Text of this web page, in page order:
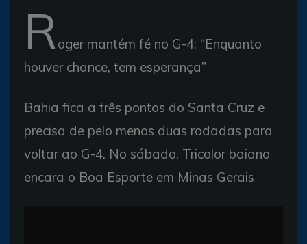
Roger mantém fé no G-4: “Enquanto
houver chance, tem esperança”
Bahia fica a três pontos do Santa Cruz e
precisa de pelo menos duas rodadas para
voltar ao G-4. No sábado, Tricolor baiano
encara o Boa Esporte em Minas Gerais